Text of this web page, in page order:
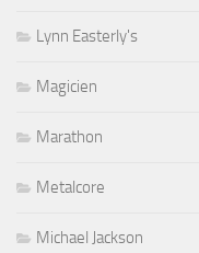
Lynn Easterly's
Magicien
Marathon
Metalcore
Michael Jackson